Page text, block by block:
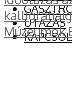
UTAZÁS
Múzeumok